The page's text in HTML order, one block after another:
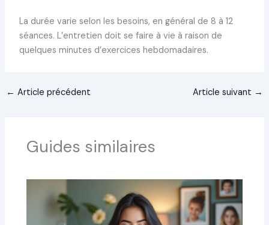
La durée varie selon les besoins, en général de 8 à 12
séances. L’entretien doit se faire à vie à raison de
quelques minutes d’exercices hebdomadaires.
← Article précédent Article suivant →
Guides similaires